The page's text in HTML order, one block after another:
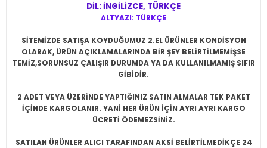
DİL: İNGİLİZCE, TÜRKÇE
ALTYAZI: TÜRKÇE
SİTEMİZDE SATIŞA KOYDUĞUMUZ 2.EL ÜRÜNLER KONDİSYON
OLARAK, ÜRÜN AÇIKLAMALARINDA BİR ŞEY BELİRTİLMEMİŞSE
TEMİZ,SORUNSUZ ÇALIŞIR DURUMDA YA DA KULLANILMAMIŞ SIFIR
GİBİDİR.
2 ADET VEYA ÜZERİNDE YAPTIĞINIZ SATIN ALMALAR TEK PAKET
İÇİNDE KARGOLANIR. YANİ HER ÜRÜN İÇİN AYRI AYRI KARGO
ÜCRETİ ÖDEMEZSİNİZ.
SATILAN ÜRÜNLER ALICI TARAFINDAN AKSİ BELİRTİLMEDİKÇE 24